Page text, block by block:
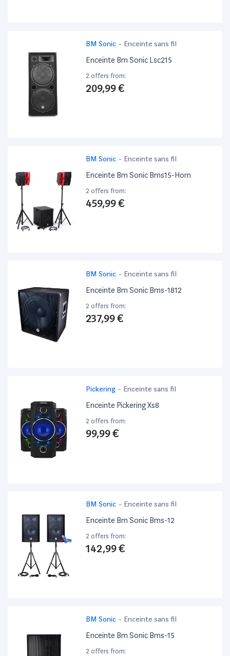
BM Sonic - Enceinte sans fil
Enceinte Bm Sonic Lsc215
2 offers from:
209,99 €
BM Sonic - Enceinte sans fil
Enceinte Bm Sonic Bms15-Horn
2 offers from:
459,99 €
BM Sonic - Enceinte sans fil
Enceinte Bm Sonic Bms-1812
2 offers from:
237,99 €
Pickering - Enceinte sans fil
Enceinte Pickering Xs8
2 offers from:
99,99 €
BM Sonic - Enceinte sans fil
Enceinte Bm Sonic Bms-12
2 offers from:
142,99 €
BM Sonic - Enceinte sans fil
Enceinte Bm Sonic Bms-15
2 offers from: